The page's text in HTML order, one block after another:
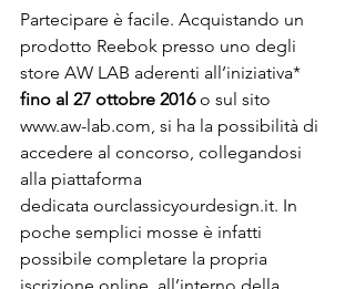
Partecipare è facile. Acquistando un
prodotto Reebok presso uno degli
store AW LAB aderenti all’iniziativa*
fino al 27 ottobre 2016 o sul sito
www.aw-lab.com, si ha la possibilità di
accedere al concorso, collegandosi
alla piattaforma
dedicata ourclassicyourdesign.it. In
poche semplici mosse è infatti
possibile completare la propria